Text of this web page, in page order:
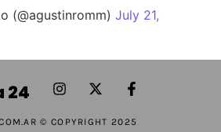
(@agustinromm) July 21,
24
© COPYRIGHT 2025